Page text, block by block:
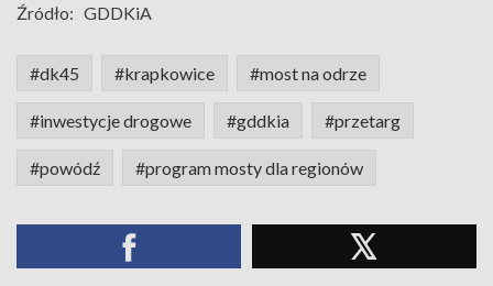
Źródło: GDDKiA
#dk45 #krapkowice #most na odrze
#inwestycje drogowe #gddkia #przetarg
#powódź #program mosty dla regionów